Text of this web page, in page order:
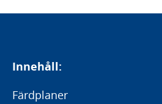
Innehåll:
Färdplaner